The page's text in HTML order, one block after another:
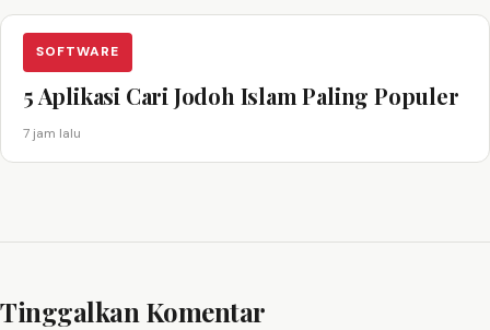
SOFTWARE
5 Aplikasi Cari Jodoh Islam Paling Populer
7 jam lalu
Tinggalkan Komentar